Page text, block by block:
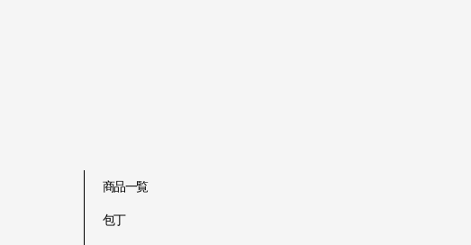
商品一覧
包丁